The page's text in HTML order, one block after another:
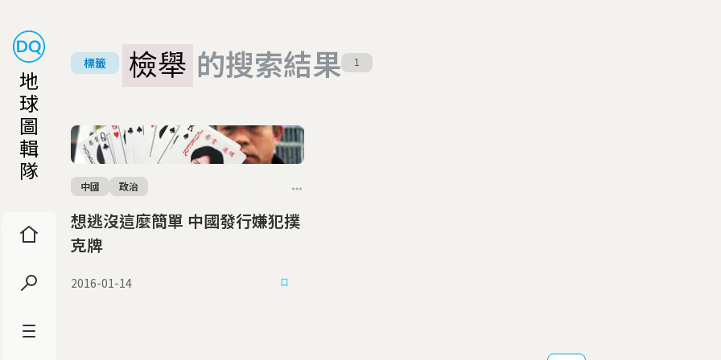
地
球
圖
輯
隊
標籤 檢舉 的搜索結果 1
想逃沒這麼簡單 中國發行嫌犯撲
克牌
中國 政治
2016-01-14